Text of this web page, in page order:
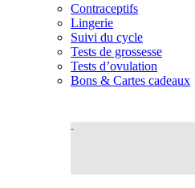
Contraceptifs
Lingerie
Suivi du cycle
Tests de grossesse
Tests d’ovulation
Bons & Cartes cadeaux